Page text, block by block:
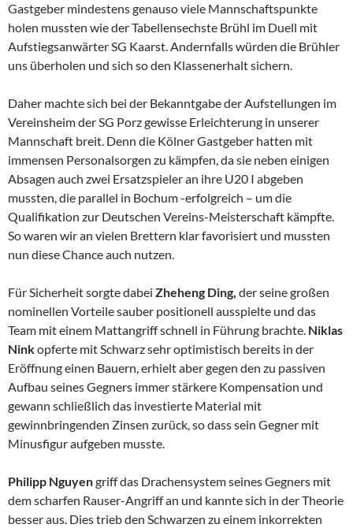
Gastgeber mindestens genauso viele Mannschaftspunkte
holen mussten wie der Tabellensechste Brühl im Duell mit
Aufstiegsanwärter SG Kaarst. Andernfalls würden die Brühler
uns überholen und sich so den Klassenerhalt sichern.
Daher machte sich bei der Bekanntgabe der Aufstellungen im
Vereinsheim der SG Porz gewisse Erleichterung in unserer
Mannschaft breit. Denn die Kölner Gastgeber hatten mit
immensen Personalsorgen zu kämpfen, da sie neben einigen
Absagen auch zwei Ersatzspieler an ihre U20 I abgeben
mussten, die parallel in Bochum -erfolgreich – um die
Qualifikation zur Deutschen Vereins-Meisterschaft kämpfte.
So waren wir an vielen Brettern klar favorisiert und mussten
nun diese Chance auch nutzen.
Für Sicherheit sorgte dabei Zheheng Ding, der seine großen
nominellen Vorteile sauber positionell ausspielte und das
Team mit einem Mattangriff schnell in Führung brachte. Niklas
Ninkopferte mit Schwarz sehr optimistisch bereits in der
Eröffnung einen Bauern, erhielt aber gegen den zu passiven
Aufbau seines Gegners immer stärkere Kompensation und
gewann schließlich das investierte Material mit
gewinnbringenden Zinsen zurück, so dass sein Gegner mit
Minusfigur aufgeben musste.
Philipp Nguyengriff das Drachensystem seines Gegners mit
dem scharfen Rauser-Angriff an und kannte sich in der Theorie
besser aus. Dies trieb den Schwarzen zu einem inkorrekten